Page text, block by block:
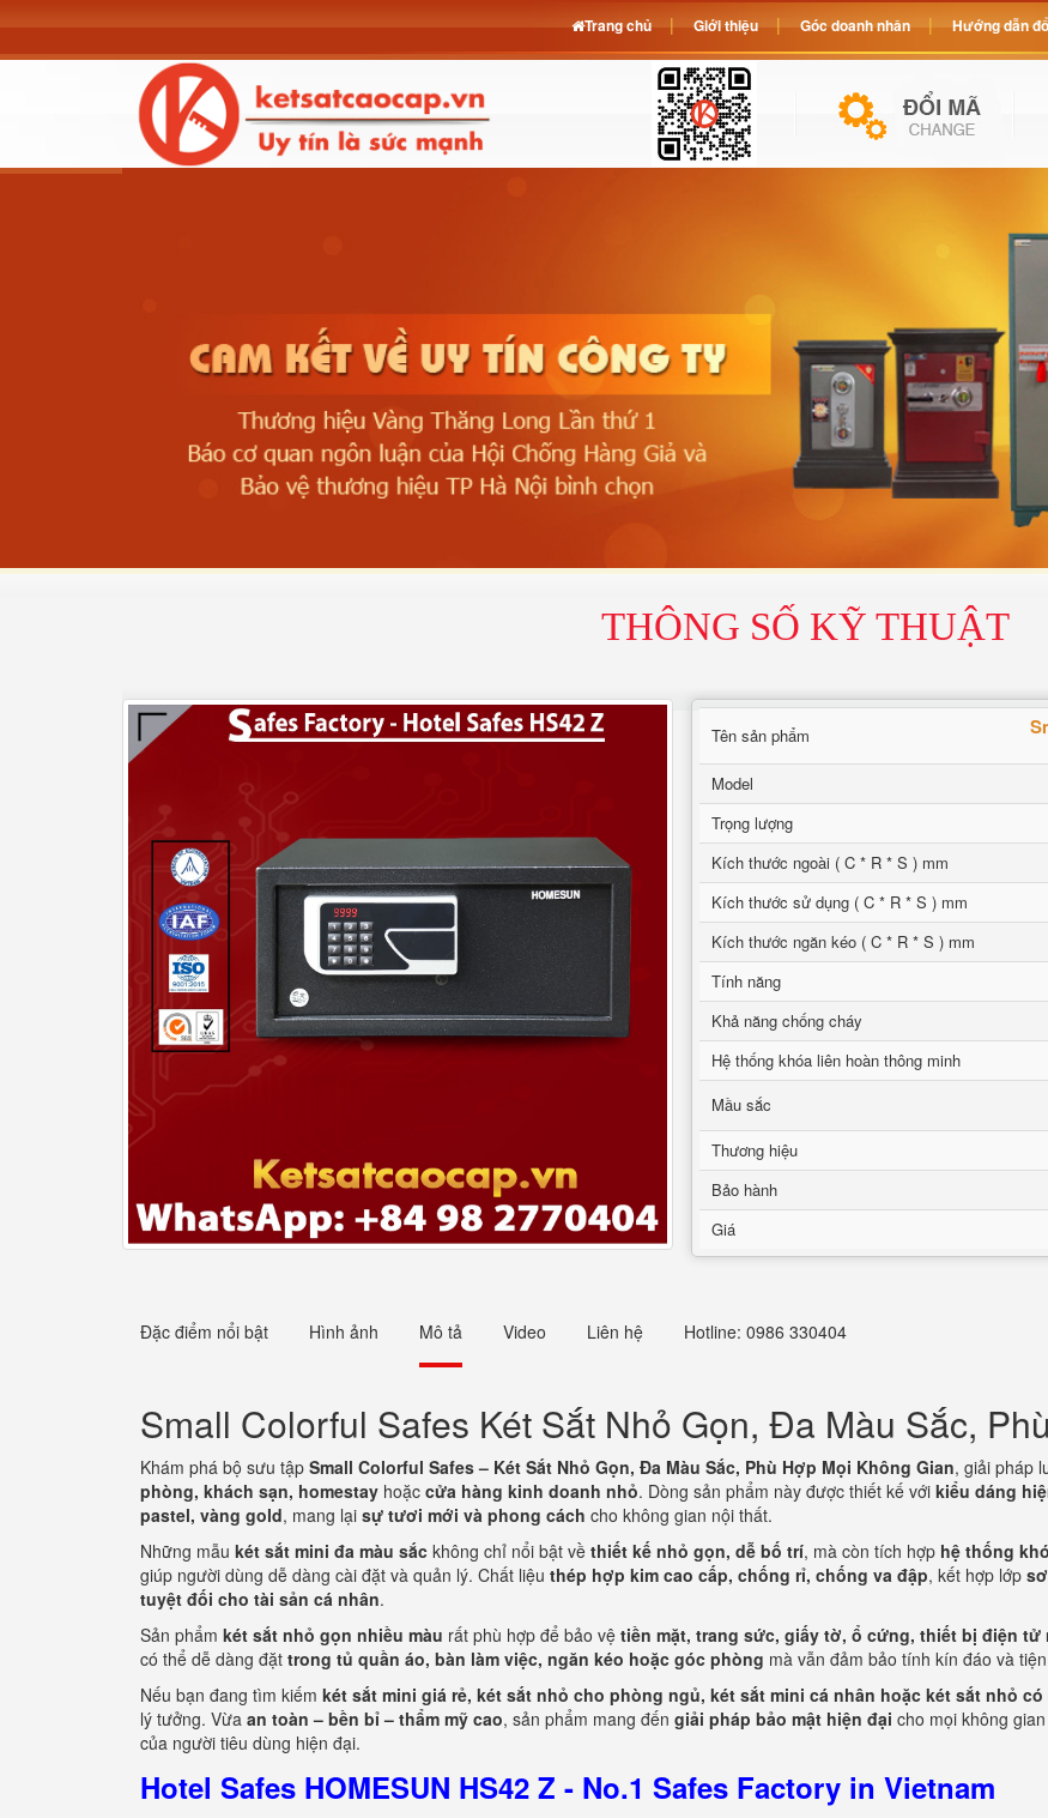
THÔNG SỐ KỸ THUẬT
Tên sản phẩm
Model
Trọng lượng
Kích thước ngoài ( C * R * S ) mm
Kích thước sử dụng ( C * R * S ) mm
Kích thước ngăn kéo ( C * R * S ) mm
Tính năng
Khả năng chống cháy
Hệ thống khóa liên hoàn thông minh
Mầu sắc
Thương hiệu
Bảo hành
Giá
Đặc điểm nổi bật Hình ảnh Mô tả Video Liên hệ Hotline: 0986 330404
Small Colorful Safes Két Sắt Nhỏ Gọn, Đa Màu Sắc,
Khám phá bộ sưu tập Small Colorful Safes – Két Sắt Nhỏ Gọn, Đa Màu Sắc, Phù Hợp Mọi Không Gian, giải pháp
phòng, khách sạn, homestay hoặc cửa hàng kinh doanh nhỏ. Dòng sản phẩm này được thiết kế với kiểu dáng
pastel, vàng gold, mang lại sự tươi mới và phong cách cho không gian nội thất.
Những mẫu két sắt mini đa màu sắc không chỉ nổi bật về thiết kế nhỏ gọn, dễ bố trí, mà còn tích hợp hệ thống
giúp người dùng dễ dàng cài đặt và quản lý. Chất liệu thép hợp kim cao cấp, chống rỉ, chống va đập, kết hợp lớp
tuyệt đối cho tài sản cá nhân.
Sản phẩm két sắt nhỏ gọn nhiều màu rất phù hợp để bảo vệ tiền mặt, trang sức, giấy tờ, ổ cứng, thiết bị điện tử
có thể dễ dàng đặt trong tủ quần áo, bàn làm việc, ngăn kéo hoặc góc phòng mà vẫn đảm bảo tính kín đáo và
Nếu bạn đang tìm kiếm két sắt mini giá rẻ, két sắt nhỏ cho phòng ngủ, két sắt mini cá nhân hoặc két sắt nhỏ
lý tưởng. Vừa an toàn – bền bỉ – thẩm mỹ cao, sản phẩm mang đến giải pháp bảo mật hiện đại cho mọi không
của người tiêu dùng hiện đại.
Hotel Safes HOMESUN HS42 Z - No.1 Safes Factory in Vietnam
Trang chủ Giới thiệu Góc doanh nhân Hướng dẫn